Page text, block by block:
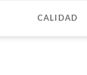
CALIDAD